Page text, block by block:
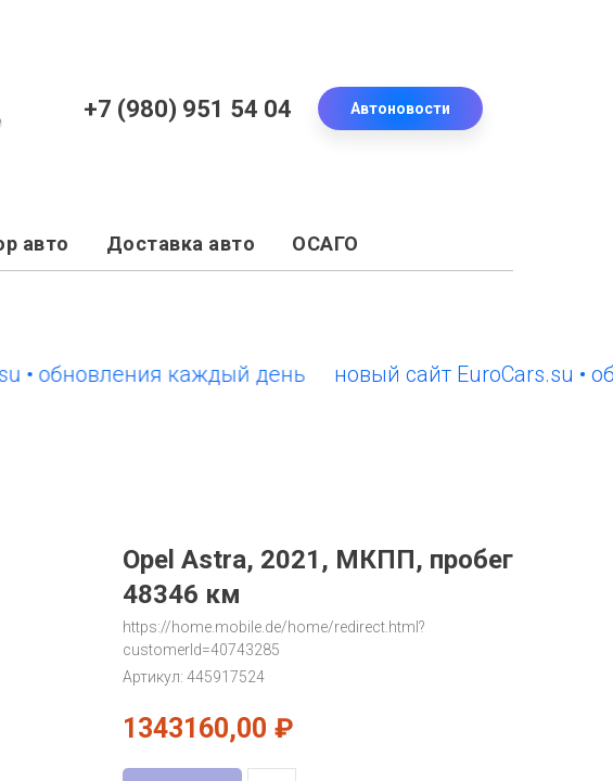
+7 (980) 951 54 04 Автоновости
авто Доставка авто ОСАГО
каждый день новый сайт EuroCars.su •
Opel Astra, 2021, МКПП, пробег
48346 км
https://home.mobile.de/home/redirect.html?
customerId=40743285
Артикул: 445917524
1343160,00 ₽